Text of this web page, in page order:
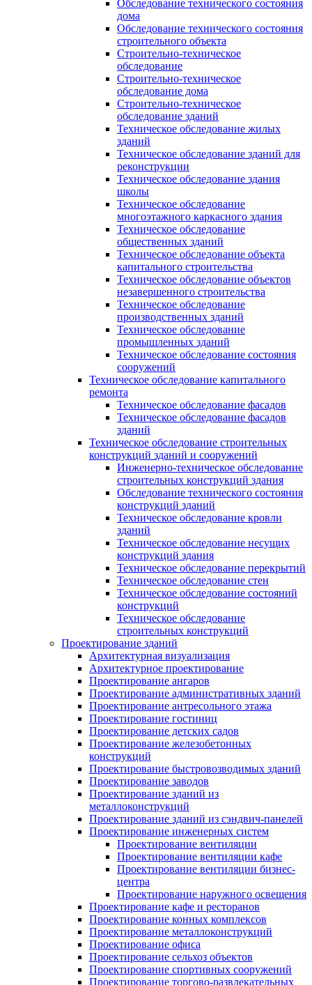
Обследование технического состояния
дома
Обследование технического состояния
строительного объекта
Строительно-техническое
обследование
Строительно-техническое
обследование дома
Строительно-техническое
обследование зданий
Техническое обследование жилых
зданий
Техническое обследование зданий для
реконструкции
Техническое обследование здания
школы
Техническое обследование
многоэтажного каркасного здания
Техническое обследование
общественных зданий
Техническое обследование объекта
капитального строительства
Техническое обследование объектов
незавершенного строительства
Техническое обследование
производственных зданий
Техническое обследование
промышленных зданий
Техническое обследование состояния
сооружений
Техническое обследование капитального
ремонта
Техническое обследование фасадов
Техническое обследование фасадов
зданий
Техническое обследование строительных
конструкций зданий и сооружений
Инженерно-техническое обследование
строительных конструкций здания
Обследование технического состояния
конструкций зданий
Техническое обследование кровли
зданий
Техническое обследование несущих
конструкций здания
Техническое обследование перекрытий
Техническое обследование стен
Техническое обследование состояний
конструкций
Техническое обследование
строительных конструкций
Проектирование зданий
Архитектурная визуализация
Архитектурное проектирование
Проектирование ангаров
Проектирование административных зданий
Проектирование антресольного этажа
Проектирование гостиниц
Проектирование детских садов
Проектирование железобетонных
конструкций
Проектирование быстровозводимых зданий
Проектирование заводов
Проектирование зданий из
металлоконструкций
Проектирование зданий из сэндвич-панелей
Проектирование инженерных систем
Проектирование вентиляции
Проектирование вентиляции кафе
Проектирование вентиляции бизнес-
центра
Проектирование наружного освещения
Проектирование кафе и ресторанов
Проектирование конных комплексов
Проектирование металлоконструкций
Проектирование офиса
Проектирование сельхоз объектов
Проектирование спортивных сооружений
Проектирование торгово-развлекательных